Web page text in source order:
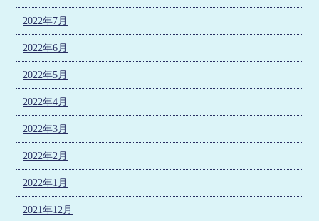
2022年7月
2022年6月
2022年5月
2022年4月
2022年3月
2022年2月
2022年1月
2021年12月